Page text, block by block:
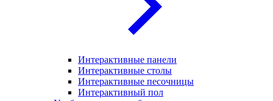
Интерактивные панели
Интерактивные столы
Интерактивные песочницы
Интерактивный пол